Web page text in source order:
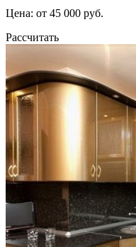
Цена: от 45 000 руб.
Рассчитать